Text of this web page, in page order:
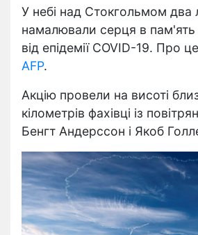
У небі над Стокгольмом два
намалювали серця в пам'ять
від епідемії COVID-19. Про
AFP.
Акцію провели на висоті
кілометрів фахівці із
Бенгт Андерссон і Якоб